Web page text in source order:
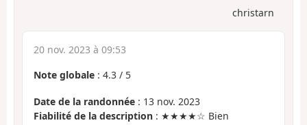
christarn
20 nov. 2023 à 09:53
Note globale : 4.3 / 5
Date de la randonnée : 13 nov. 2023
Fiabilité de la description : ★★★★☆ Bien